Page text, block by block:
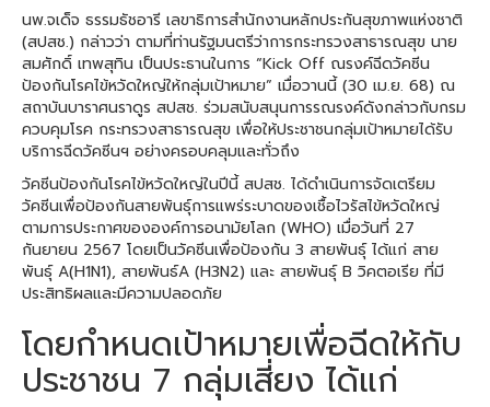
นพ.จเด็จ ธรรมธัชอารี เลขาธิการสำนักงานหลักประกันสุขภาพแห่งชาติ
(สปสช.) กล่าวว่า ตามที่ท่านรัฐมนตรีว่าการกระทรวงสาธารณสุข นาย
สมศักดิ์ เทพสุทิน เป็นประธานในการ “Kick Off ณรงค์ฉีดวัคซีน
ป้องกันโรคไข้หวัดใหญ่ให้กลุ่มเป้าหมาย” เมื่อวานนี้ (30 เม.ย. 68) ณ
สถาบันบาราศนราดูร สปสช. ร่วมสนับสนุนการรณรงค์ดังกล่าวกับกรม
ควบคุมโรค กระทรวงสาธารณสุข เพื่อให้ประชาชนกลุ่มเป้าหมายได้รับ
บริการฉีดวัคซีนฯ อย่างครอบคลุมและทั่วถึง
วัคซีนป้องกันโรคไข้หวัดใหญ่ในปีนี้ สปสช. ได้ดำเนินการจัดเตรียม
วัคซีนเพื่อป้องกันสายพันธุ์การแพร่ระบาดของเชื้อไวรัสไข้หวัดใหญ่
ตามการประกาศขององค์การอนามัยโลก (WHO) เมื่อวันที่ 27
กันยายน 2567 โดยเป็นวัคซีนเพื่อป้องกัน 3 สายพันธุ์ ได้แก่ สาย
พันธุ์ A(H1N1), สายพันธ์A (H3N2) และ สายพันธุ์ B วิคตอเรีย ที่มี
ประสิทธิผลและมีความปลอดภัย
โดยกำหนดเป้าหมายเพื่อฉีดให้กับ
ประชาชน 7 กลุ่มเสี่ยง ได้แก่